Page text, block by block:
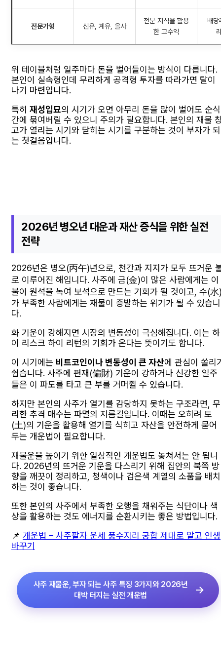
전문가형 신유, 계유, 을사
전문 지식을 활용
한 고수익
배
위 테이블처럼 일주마다 돈을 벌어들이는 방식이 다릅니다.
본인이 실속형인데 무리하게 공격형 투자를 따라가면 탈이
나기 마련입니다.
특히 재성입묘의 시기가 오면 아무리 돈을 많이 벌어도 순식
간에 묶여버릴 수 있으니 주의가 필요합니다. 본인의 재물
고가 열리는 시기와 닫히는 시기를 구분하는 것이 부자가 되
는 첫걸음입니다.
2026년 병오년 대운과 재산 증식을 위한 실전
전략
2026년은 병오(丙午)년으로, 천간과 지지가 모두 뜨거운
로 이루어진 해입니다. 사주에 금(金)이 많은 사람에게는 이
불이 원석을 녹여 보석으로 만드는 기회가 될 것이고, 수(水
가 부족한 사람에게는 재물이 증발하는 위기가 될 수 있습니
다.
화 기운이 강해지면 시장의 변동성이 극심해집니다. 이는 하
이 리스크 하이 리턴의 기회가 온다는 뜻이기도 합니다.
이 시기에는 비트코인이나 변동성이 큰 자산에 관심이 쏠리
쉽습니다. 사주에 편재(偏財) 기운이 강하거나 신강한 일주
들은 이 파도를 타고 큰 부를 거머쥘 수 있습니다.
하지만 본인의 사주가 열기를 감당하지 못하는 구조라면, 무
리한 추격 매수는 파멸의 지름길입니다. 이때는 오히려 토
(土)의 기운을 활용해 열기를 식히고 자산을 안전하게 묻어
두는 개운법이 필요합니다.
재물운을 높이기 위한 일상적인 개운법도 놓쳐서는 안 됩니
다. 2026년의 뜨거운 기운을 다스리기 위해 집안의 북쪽 방
향을 깨끗이 정리하고, 청색이나 검은색 계열의 소품을 배치
하는 것이 좋습니다.
또한 본인의 사주에서 부족한 오행을 채워주는 식단이나 색
상을 활용하는 것도 에너지를 순환시키는 좋은 방법입니다.
📌 개운법 – 사주팔자 운세 풍수지리 궁합 제대로 알고 인생
바꾸기
사주 재물운, 부자 되는 사주 특징 3가지와 2026년
대박 터지는 실전 개운법